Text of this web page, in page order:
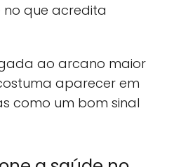
que acredita
ao arcano maior
aparecer em
como um bom sinal